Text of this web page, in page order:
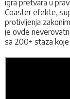
igra pretvara u
Coaster efekte,
protivljenja
je ovde
sa 200+ staza